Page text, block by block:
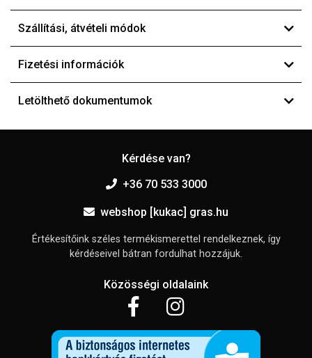
Szállítási, átvételi módok
Fizetési információk
Letölthető dokumentumok
Kérdése van?
+36 70 533 3000
webshop [kukac] gras.hu
Értékesítőink széles termékismerettel rendelkeznek, így
kérdéseivel bátran fordulhat hozzájuk.
Közösségi oldalaink